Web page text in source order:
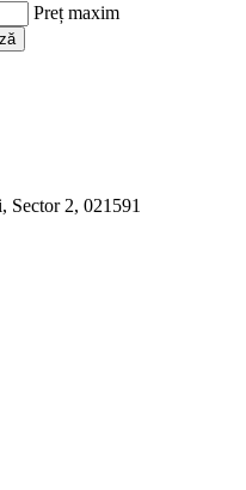
Preț maxim
Sector 2, 021591